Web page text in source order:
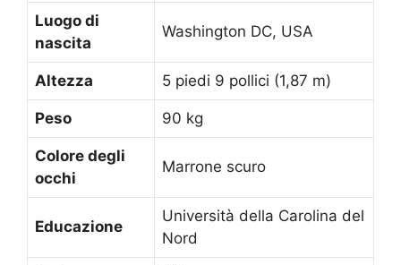
Luogo di
nascita
Washington DC, USA
Altezza 5 piedi 9 pollici (1,87 m)
Peso 90 kg
Colore degli
occhi
Marrone scuro
Educazione
Università della Carolina del
Nord